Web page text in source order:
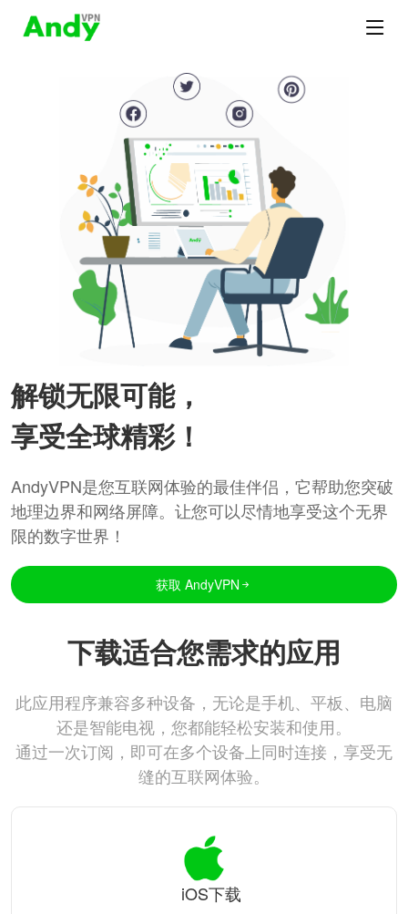
解锁无限可能，
享受全球精彩！
AndyVPN是您互联网体验的最佳伴侣，它帮助您突破
地理边界和网络屏障。让您可以尽情地享受这个无界
限的数字世界！
获取 AndyVPN
下载适合您需求的应用
此应用程序兼容多种设备，无论是手机、平板、电脑
还是智能电视，您都能轻松安装和使用。
通过一次订阅，即可在多个设备上同时连接，享受无
缝的互联网体验。
iOS下载